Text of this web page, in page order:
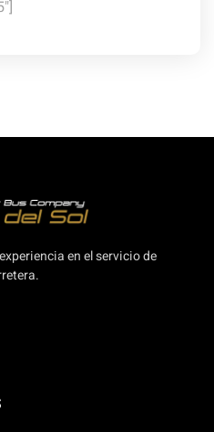
en el servicio de